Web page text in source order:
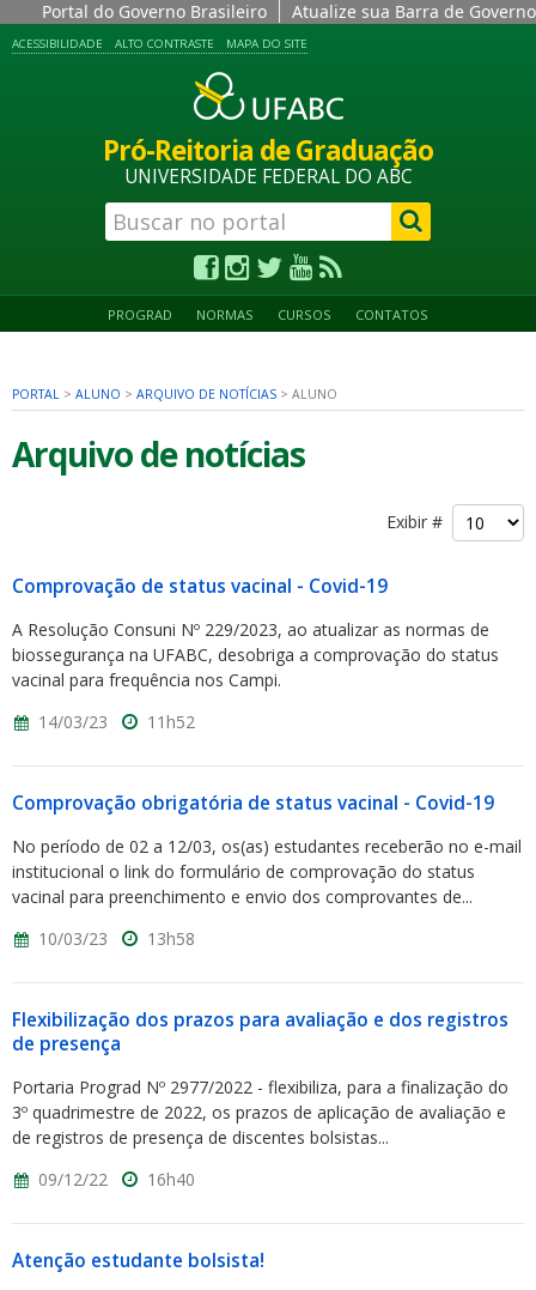
Portal do Governo Brasileiro Atualize sua Barra de Governo
ACESSIBILIDADE ALTO CONTRASTE MAPA DO SITE
Pró-Reitoria de Graduação
UNIVERSIDADE FEDERAL DO ABC
PROGRAD NORMAS CURSOS CONTATOS
PORTAL > ALUNO > ARQUIVO DE NOTÍCIAS > ALUNO
Arquivo de notícias
Exibir #
Comprovação de status vacinal - Covid-19
A Resolução Consuni Nº 229/2023, ao atualizar as normas de
biossegurança na UFABC, desobriga a comprovação do status
vacinal para frequência nos Campi.
14/03/23
11h52
Comprovação obrigatória de status vacinal - Covid-19
No período de 02 a 12/03, os(as) estudantes receberão no e-mail
institucional o link do formulário de comprovação do status
vacinal para preenchimento e envio dos comprovantes de...
10/03/23
13h58
Flexibilização dos prazos para avaliação e dos registros
de presença
Portaria Prograd Nº 2977/2022 - flexibiliza, para a finalização do
3º quadrimestre de 2022, os prazos de aplicação de avaliação e
de registros de presença de discentes bolsistas...
09/12/22
16h40
Atenção estudante bolsista!